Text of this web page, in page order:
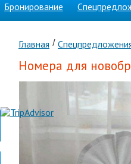
Бронирование
Главная
Номера для